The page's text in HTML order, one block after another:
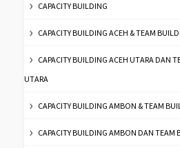
CAPACITY BUILDING
CAPACITY BUILDING ACEH & TEAM
CAPACITY BUILDING ACEH UTARA DAN
UTARA
CAPACITY BUILDING AMBON & TEAM
CAPACITY BUILDING AMBON DAN TEAM